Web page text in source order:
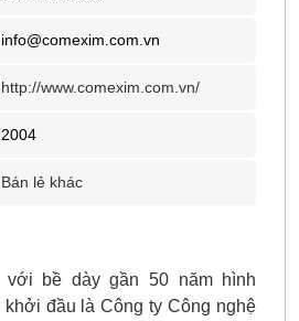
info@comexim.com.vn
http://www.comexim.com.vn/
2004
Bán lẻ khác
với bề dày gần 50 năm hình
khởi đầu là Công ty Công nghệ